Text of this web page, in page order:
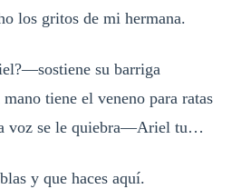
los gritos de mi hermana.
su barriga
tiene el veneno para ratas
se le quiebra—Ariel tu…
y que haces aquí.